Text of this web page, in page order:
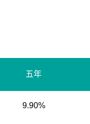
五年
9.90%